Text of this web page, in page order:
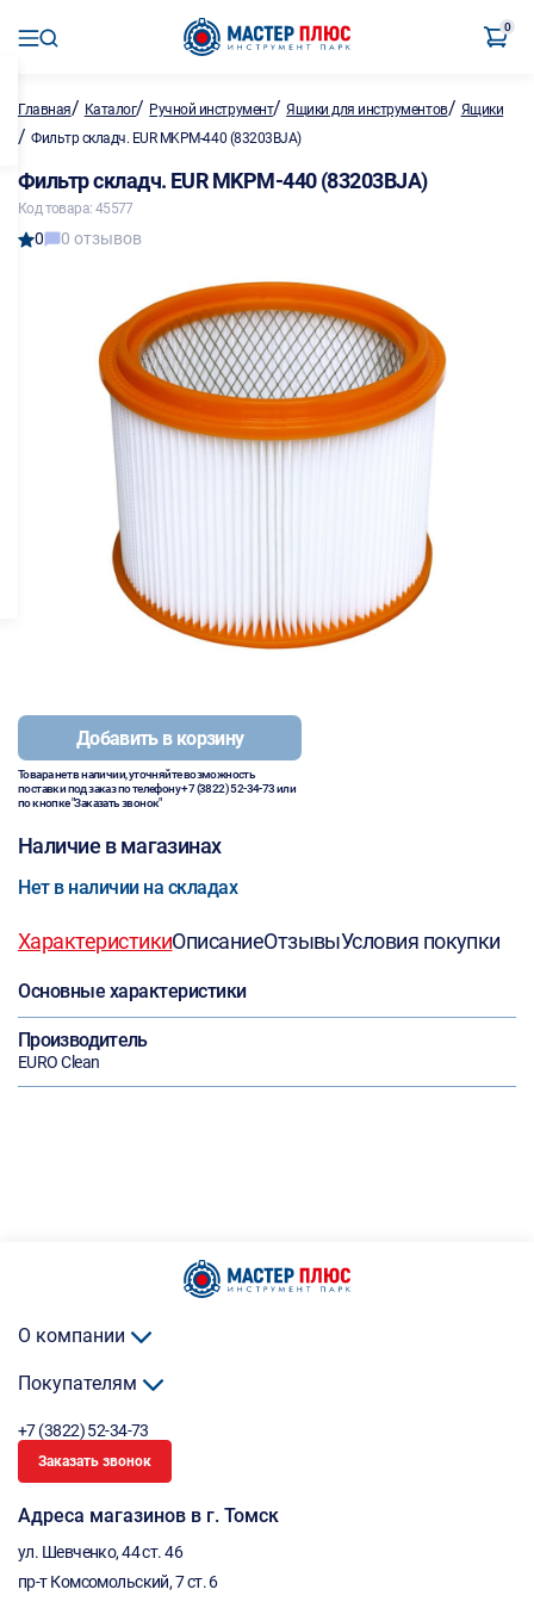
0
Главная/ Каталог/ Ручной инструмент/Ящики для инструментов/ Ящики
/ Фильтр складч. EUR MKPM-440 (83203BJA)
Фильтр складч. EUR MKPM-440 (83203BJA)
Код товара: 45577
0 0 отзывов
Добавить в корзину
Товара нет в наличии, уточняйте возможность
поставки под заказ по телефону+7 (3822) 52-34-73или
по кнопке "Заказать звонок"
Наличие в магазинах
Нет в наличии на складах
ХарактеристикиОписаниеОтзывыУсловия покупки
Основные характеристики
Производитель
EURO Clean
О компании
Покупателям
+7 (3822) 52-34-73
Заказать звонок
Адреса магазинов в г. Томск
ул. Шевченко, 44 ст. 46
пр-т Комсомольский, 7 ст. 6